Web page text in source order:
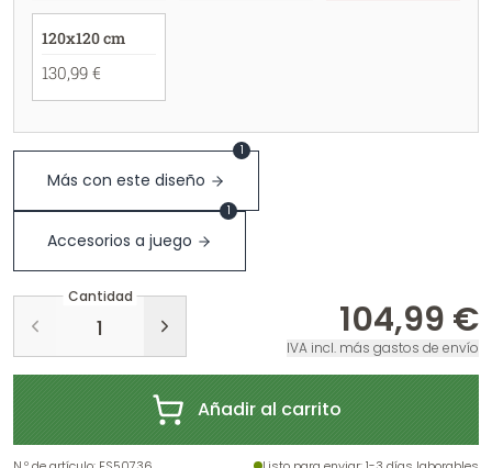
120x120 cm
130,99 €
Más con este diseño
1
Accesorios a juego
1
Cantidad
104,99 €
IVA incl. más gastos de envío
Añadir al carrito